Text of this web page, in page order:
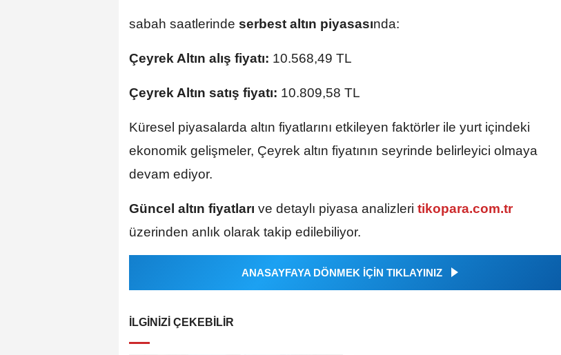
sabah saatlerinde serbest altın piyasasında:
Çeyrek Altın alış fiyatı: 10.568,49 TL
Çeyrek Altın satış fiyatı: 10.809,58 TL
Küresel piyasalarda altın fiyatlarını etkileyen faktörler ile yurt içindeki
ekonomik gelişmeler, Çeyrek altın fiyatının seyrinde belirleyici olmaya
devam ediyor.
Güncel altın fiyatları ve detaylı piyasa analizleri tikopara.com.tr
üzerinden anlık olarak takip edilebiliyor.
ANASAYFAYA DÖNMEK İÇİN TIKLAYINIZ
İLGINIZI ÇEKEBILIR